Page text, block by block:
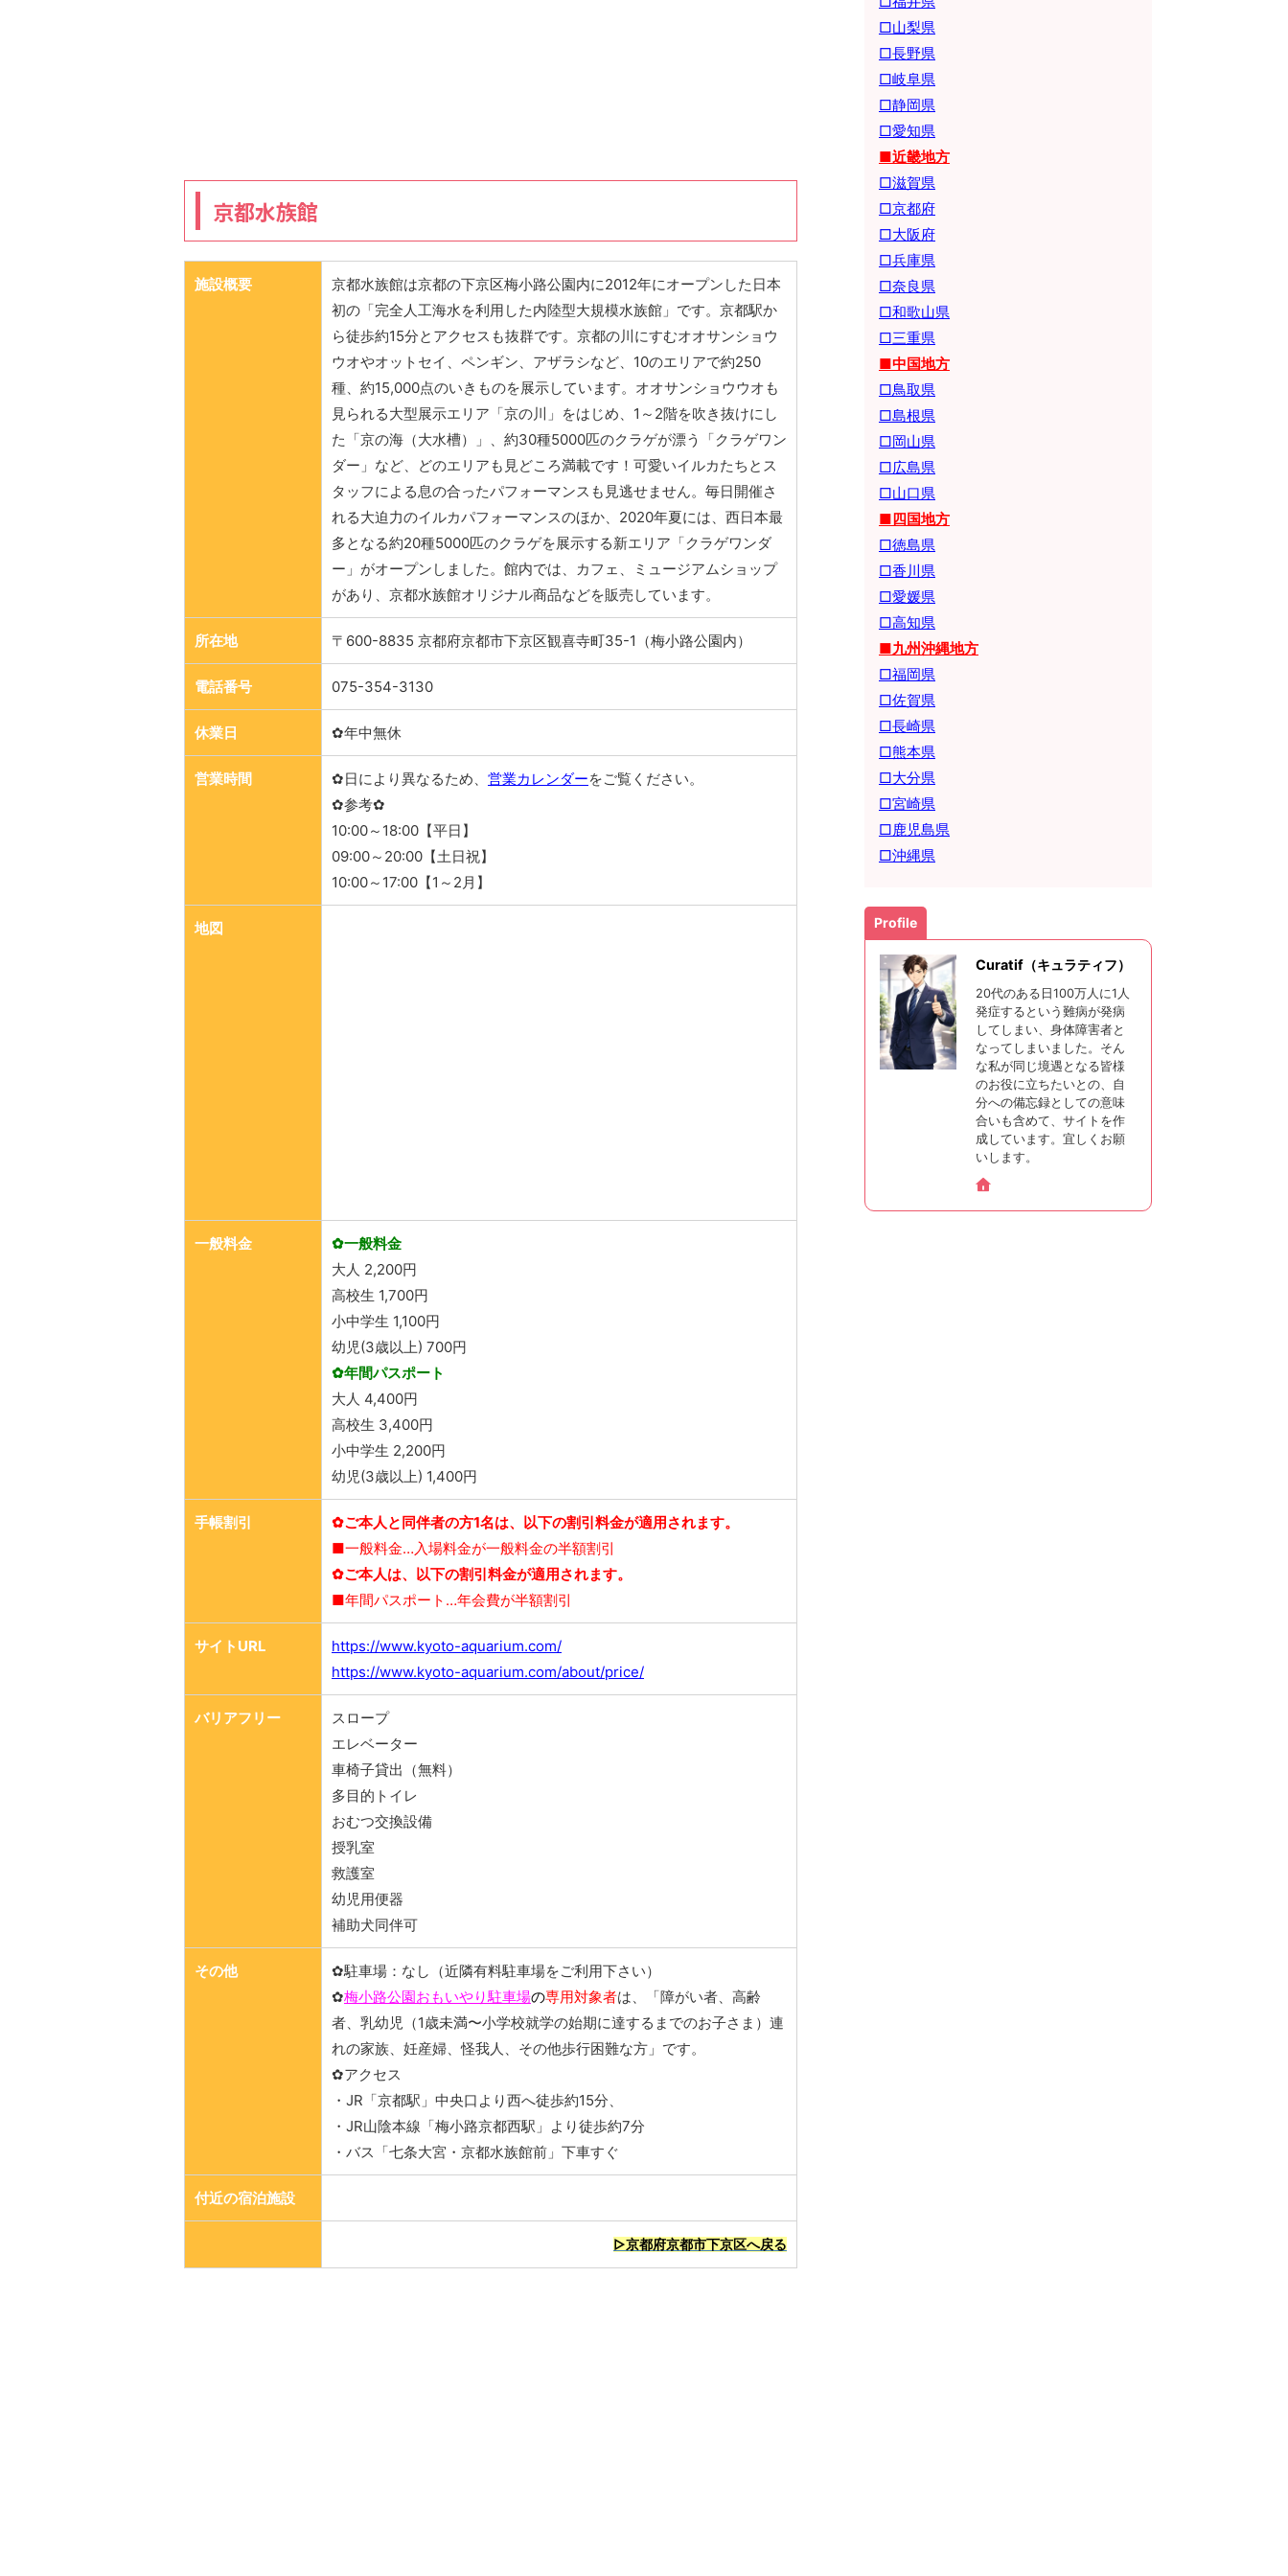
京都水族館
施設概要
京都水族館は京都の下京区梅小路公園内に2012年にオープンした日本
初の「完全人工海水を利用した内陸型大規模水族館」です。京都駅か
ら徒歩約15分とアクセスも抜群です。京都の川にすむオオサンショウ
ウオやオットセイ、ペンギン、アザラシなど、10のエリアで約250
種、約15,000点のいきものを展示しています。オオサンショウウオも
見られる大型展示エリア「京の川」をはじめ、1～2階を吹き抜けにし
た「京の海（大水槽）」、約30種5000匹のクラゲが漂う「クラゲワン
ダー」など、どのエリアも見どころ満載です！可愛いイルカたちとス
タッフによる息の合ったパフォーマンスも見逃せません。毎日開催さ
れる大迫力のイルカパフォーマンスのほか、2020年夏には、西日本最
多となる約20種5000匹のクラゲを展示する新エリア「クラゲワンダ
ー」がオープンしました。館内では、カフェ、ミュージアムショップ
があり、京都水族館オリジナル商品などを販売しています。
所在地 〒600-8835 京都府京都市下京区観喜寺町35-1（梅小路公園内）
電話番号 075-354-3130
休業日 ✿年中無休
営業時間 ✿日により異なるため、 営業カレンダーをご覧ください。
✿参考✿
10:00～18:00【平日】
09:00～20:00【土日祝】
10:00～17:00【1～2月】
地図
一般料金
✿一般料金
大人 2,200円
高校生 1,700円
小中学生 1,100円
幼児(3歳以上) 700円
✿年間パスポート
大人 4,400円
高校生 3,400円
小中学生 2,200円
幼児(3歳以上) 1,400円
手帳割引
✿ご本人と同伴者の方1名は、以下の割引料金が適用されます。
■一般料金…入場料金が一般料金の半額割引
✿ご本人は、以下の割引料金が適用されます。
■年間パスポート…年会費が半額割引
サイトURL
https://www.kyoto-aquarium.com/
https://www.kyoto-aquarium.com/about/price/
バリアフリー
スロープ
エレベーター
車椅子貸出（無料）
多目的トイレ
おむつ交換設備
授乳室
救護室
幼児用便器
補助犬同伴可
その他
✿駐車場：なし（近隣有料駐車場をご利用下さい）
✿梅小路公園おもいやり駐車場の専用対象者は、「障がい者、高齢
者、乳幼児（1歳未満〜小学校就学の始期に達するまでのお子さま）連
れの家族、妊産婦、怪我人、その他歩行困難な方」です。
✿アクセス
・JR「京都駅」中央口より西へ徒歩約15分、
・JR山陰本線「梅小路京都西駅」より徒歩約7分
・バス「七条大宮・京都水族館前」下車すぐ
付近の宿泊施設
▷京都府京都市下京区へ戻る
□山梨県
□長野県
□岐阜県
□静岡県
□愛知県
■近畿地方
□滋賀県
□京都府
□大阪府
□兵庫県
□奈良県
□和歌山県
□三重県
■中国地方
□鳥取県
□島根県
□岡山県
□広島県
□山口県
■四国地方
□徳島県
□香川県
□愛媛県
□高知県
■九州沖縄地方
□福岡県
□佐賀県
□長崎県
□熊本県
□大分県
□宮崎県
□鹿児島県
□沖縄県
Profile
Curatif（キュラティフ）
20代のある日100万人に1人
発症するという難病が発病
してしまい、身体障害者と
なってしまいました。そん
な私が同じ境遇となる皆様
のお役に立ちたいとの、自
分への備忘録としての意味
合いも含めて、サイトを作
成しています。宜しくお願
いします。